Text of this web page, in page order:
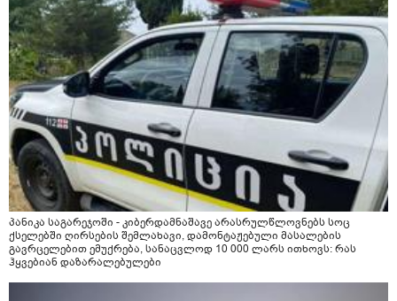
პანიკა საგარეჯოში - კიბერდამნაშავე არასრულწლოვნებს სოც
ქსელებში ღირსების შემლახავი, დამონტაჟებული მასალების
გავრცელებით ემუქრება, სანაცვლოდ 10 000 ლარს ითხოვს: რას
ჰყვებიან დაზარალებულები